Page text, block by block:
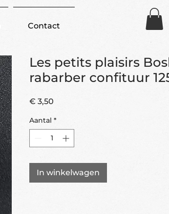
Contact
Les petits plaisirs
rabarber confituur
€ 3,50
Aantal *
In winkelwagen